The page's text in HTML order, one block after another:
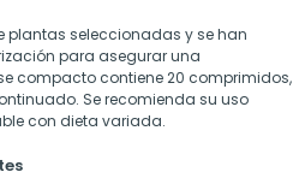
plantas seleccionadas y se han
para asegurar una
compacto contiene 20 comprimidos,
Se recomienda su uso
con dieta variada.